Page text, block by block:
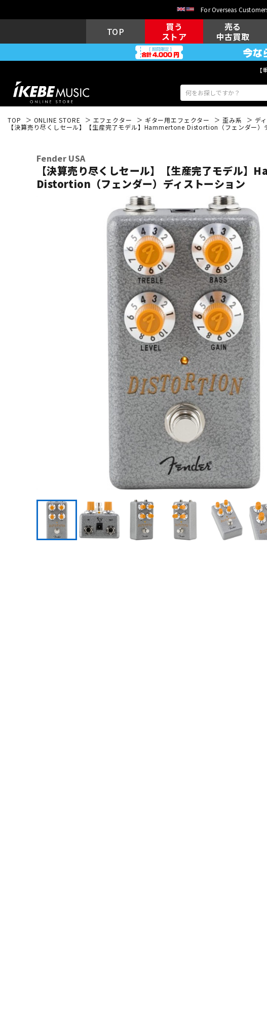
For Overseas
TOP
買う
ストア
売る
中古買取
キーボード 電子ピアノ
DTM
ヴィンテージ
TOP ONLINE STORE エフェクター ギター用エフェクター 歪み系 デ
【決算売り尽くしセール】【生産完了モデル】Hammertone Distortion（フェンダー）
Fender USA
【決算売り尽くしセール】【生産完了モデル】
Distortion（フェンダー）ディストーション